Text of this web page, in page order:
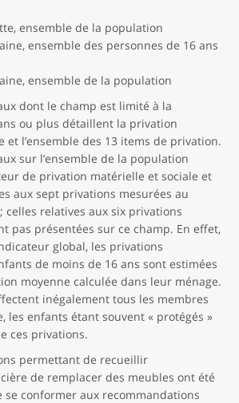
ensemble de la population
ensemble des personnes de 16 ans
ensemble de la population
dont le champ est limité à la
ou plus détaillent la privation
et l’ensemble des 13 items de privation.
sur l’ensemble de la population
de privation matérielle et sociale et
aux sept privations mesurées au
celles relatives aux six privations
pas présentées sur ce champ. En effet,
global, les privations
de moins de 16 ans sont estimées
moyenne calculée dans leur ménage.
inégalement tous les membres
les enfants étant souvent « protégés »
ces privations.
permettant de recueillir
de remplacer des meubles ont été
se conformer aux recommandations